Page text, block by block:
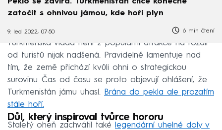
Peklo se zavírá. Turkmenistán chce konečně
zatočit s ohnivou jámou, kde hoří plyn
9. led 2022, 07:50 6 min čtení
Turkmenská vláda není z populární atrakce na rozdíl
od turistů nijak nadšená. Pravidelně lamentuje nad
tím, že země přichází kvůli ohni o strategickou
surovinu. Čas od času se proto objevují ohlášení, že
Turkmenistán jámu uhasí. Brána do pekla ale prozatím
stále hoří.
Důl, který inspiroval tvůrce hororu
Staletý oheň zachvátil také
legendární uhelné doly v